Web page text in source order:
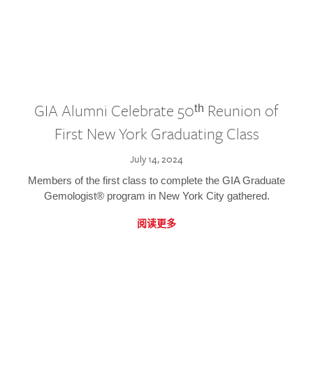
GIA Alumni Celebrate 50ᵗʰ Reunion of
First New York Graduating Class
July 14, 2024
Members of the first class to complete the GIA Graduate
Gemologist® program in New York City gathered.
阅读更多